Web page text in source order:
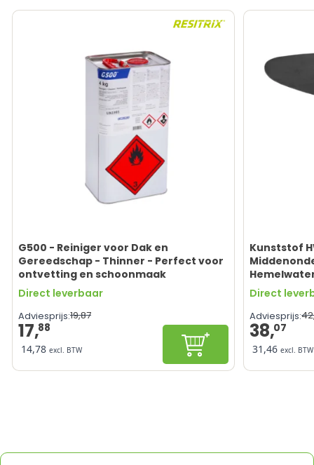
G500 - Reiniger voor Dak en
Gereedschap - Thinner - Perfect voor
ontvetting en schoonmaak
Direct leverbaar
Adviesprijs:19,87
17,88
14,78 excl. BTW Configureren
Kunststof
Direct
Adviesprijs:
38,07
31,46 excl. BTW